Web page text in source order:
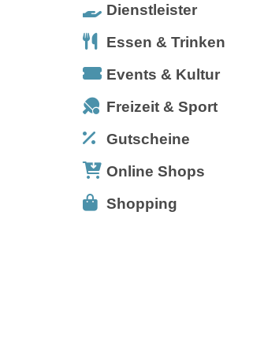
Dienstleister
Essen & Trinken
Events & Kultur
Freizeit & Sport
Gutscheine
Online Shops
Shopping